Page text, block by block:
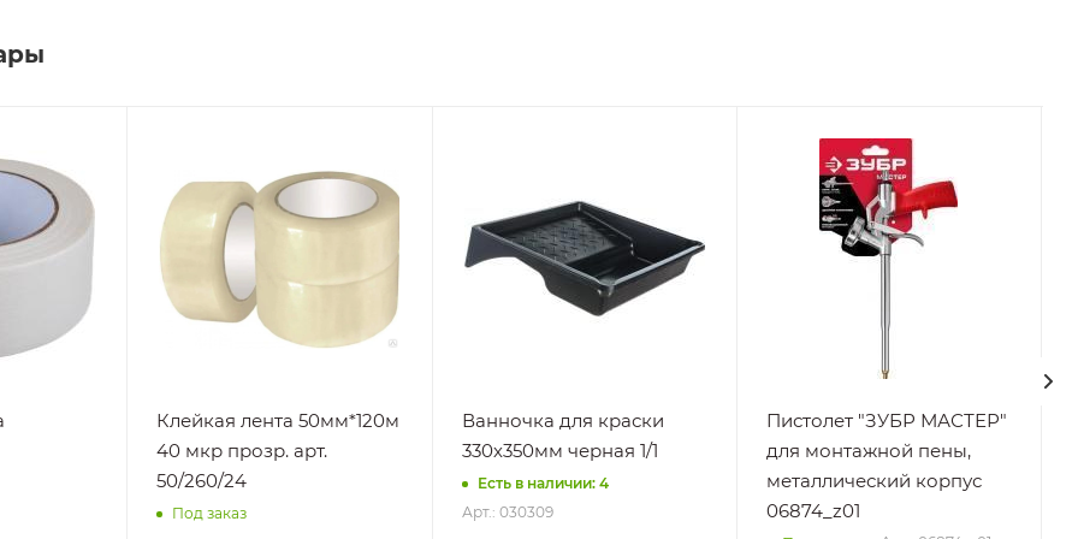
Клейкая лента 50мм*120м
40 мкр прозр. арт.
50/260/24
Под заказ
Ванночка для краски
330х350мм черная 1/1
Есть в наличии: 4
Арт.: 030309
Пистолет "ЗУБР МАСТЕР"
для монтажной пены,
металлический корпус
06874_z01